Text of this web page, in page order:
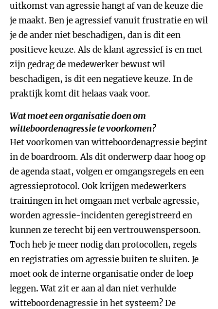
uitkomst van agressie hangt af van de keuze die
je maakt. Ben je agressief vanuit frustratie en wil
je de ander niet beschadigen, dan is dit een
positieve keuze. Als de klant agressief is en met
zijn gedrag de medewerker bewust wil
beschadigen, is dit een negatieve keuze. In de
praktijk komt dit helaas vaak voor.
Wat moet een organisatie doen om
witteboordenagressie te voorkomen?
Het voorkomen van witteboordenagressie begint
in de boardroom. Als dit onderwerp daar hoog op
de agenda staat, volgen er omgangsregels en een
agressieprotocol. Ook krijgen medewerkers
trainingen in het omgaan met verbale agressie,
worden agressie-incidenten geregistreerd en
kunnen ze terecht bij een vertrouwenspersoon.
Toch heb je meer nodig dan protocollen, regels
en registraties om agressie buiten te sluiten. Je
moet ook de interne organisatie onder de loep
leggen.Wat zit er aan al dan niet verhulde
witteboordenagressie in het systeem? De